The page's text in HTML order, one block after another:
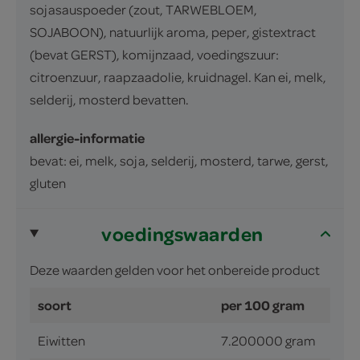
sojasauspoeder (zout, TARWEBLOEM,
SOJABOON), natuurlijk aroma, peper, gistextract
(bevat GERST), komijnzaad, voedingszuur:
citroenzuur, raapzaadolie, kruidnagel. Kan ei, melk,
selderij, mosterd bevatten.
allergie-informatie
bevat: ei, melk, soja, selderij, mosterd, tarwe, gerst,
gluten
voedingswaarden
Deze waarden gelden voor het onbereide product
soort per 100 gram
Eiwitten 7.200000 gram